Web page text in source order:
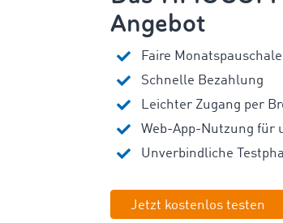
Angebot
Faire Monatspauschale
Schnelle Bezahlung
Leichter Zugang per
Web-App-Nutzung für
Unverbindliche
Jetzt kostenlos testen